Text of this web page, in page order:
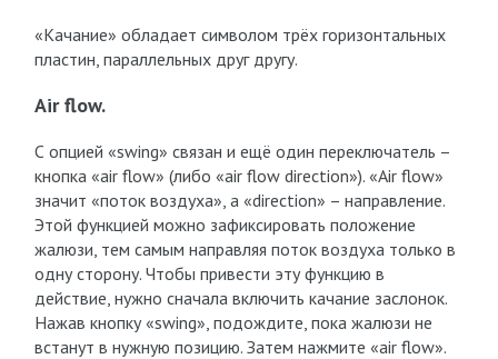
«Качание» обладает символом трёх горизонтальных
пластин, параллельных друг другу.
Air flow.
С опцией «swing» связан и ещё один переключатель –
кнопка «air flow» (либо «air flow direction»). «Air flow»
значит «поток воздуха», а «direction» – направление.
Этой функцией можно зафиксировать положение
жалюзи, тем самым направляя поток воздуха только в
одну сторону. Чтобы привести эту функцию в
действие, нужно сначала включить качание заслонок.
Нажав кнопку «swing», подождите, пока жалюзи не
встанут в нужную позицию. Затем нажмите «air flow».